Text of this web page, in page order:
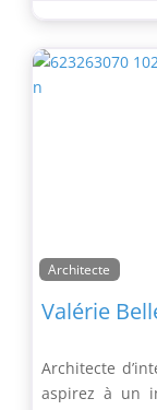
Architecte
Valérie
Architecte
aspirez à un